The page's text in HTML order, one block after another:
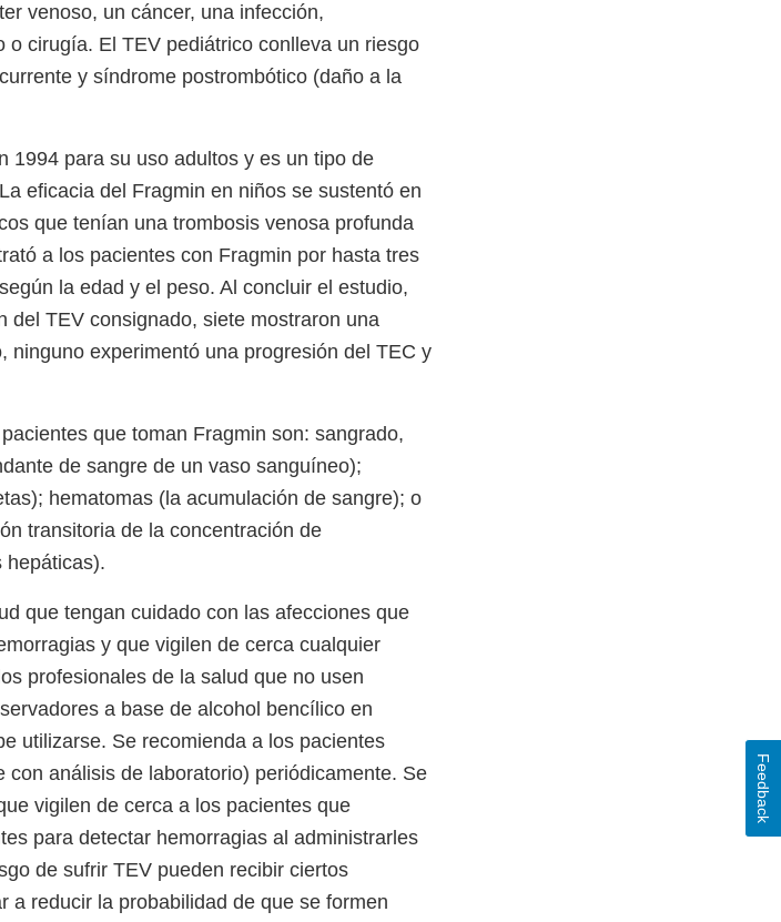
venoso, un cáncer, una infección,
cirugía. El TEV pediátrico conlleva un riesgo
y síndrome postrombótico (daño a la
1994 para su uso adultos y es un tipo de
eficacia del Fragmin en niños se sustentó en
que tenían una trombosis venosa profunda
a los pacientes con Fragmin por hasta tres
la edad y el peso. Al concluir el estudio,
del TEV consignado, siete mostraron una
ninguno experimentó una progresión del TEC y
que toman Fragmin son: sangrado,
de sangre de un vaso sanguíneo);
hematomas (la acumulación de sangre); o
transitoria de la concentración de
hepáticas).
que tengan cuidado con las afecciones que
y que vigilen de cerca cualquier
profesionales de la salud que no usen
a base de alcohol bencílico en
utilizarse. Se recomienda a los pacientes
análisis de laboratorio) periódicamente. Se
vigilen de cerca a los pacientes que
para detectar hemorragias al administrarles
de sufrir TEV pueden recibir ciertos
a reducir la probabilidad de que se formen
Feedback